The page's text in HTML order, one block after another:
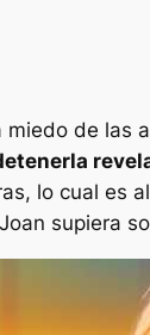
de
lo cual es
supiera